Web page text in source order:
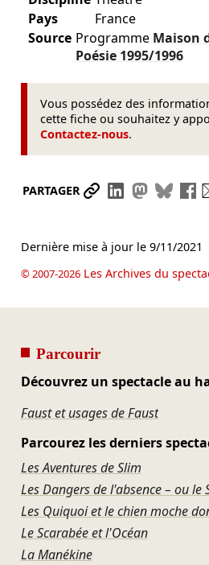
Pays
France
Source Programme Maison
Poésie 1995/1996
Vous possédez des
cette fiche ou souhaitez y
Contactez-nous.
PARTAGER Partager le lien
Partager sur
Dernière mise à jour le 9/11/2021
© 2007-2026Les Archives du
Parcourir
Découvrez un spectacle au
Faust et usages de Faust
Parcourez les derniers
Les Aventures de Slim
Les Dangers de l'absence – ou le
Les Quiquoi et le chien moche
Le Scarabée et l'Océan
La Manékine